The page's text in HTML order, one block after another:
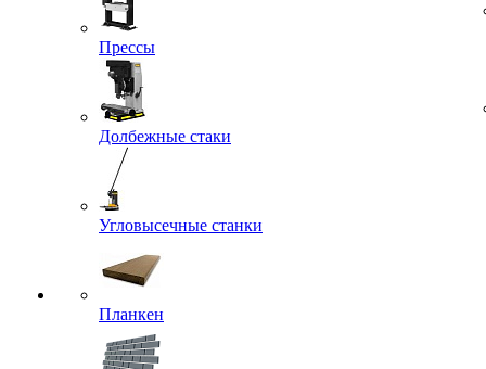
Прессы
Долбежные стаки
Угловысечные станки
Планкен